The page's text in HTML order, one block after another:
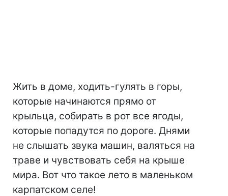
Жить в доме, ходить-гулять в горы,
которые начинаются прямо от
крыльца, собирать в рот все ягоды,
которые попадутся по дороге. Днями
не слышать звука машин, валяться на
траве и чувствовать себя на крыше
мира. Вот что такое лето в маленьком
карпатском селе!